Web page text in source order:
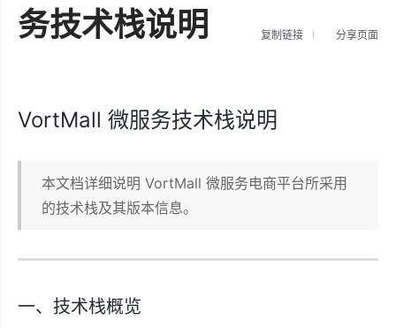
务技术栈说明
复制链接 分享页面
VortMall 微服务技术栈说明
本文档详细说明 VortMall 微服务电商平台所采用
的技术栈及其版本信息。
一、技术栈概览